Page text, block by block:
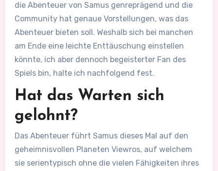
die Abenteuer von Samus genreprägend und die
Community hat genaue Vorstellungen, was das
Abenteuer bieten soll. Weshalb sich bei manchen
am Ende eine leichte Enttäuschung einstellen
könnte, ich aber dennoch begeisterter Fan des
Spiels bin, halte ich nachfolgend fest.
Hat das Warten sich
gelohnt?
Das Abenteuer führt Samus dieses Mal auf den
geheimnisvollen Planeten Viewros, auf welchem
sie serientypisch ohne die vielen Fähigkeiten ihres